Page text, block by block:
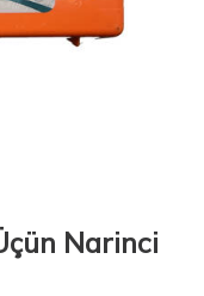
Narinci